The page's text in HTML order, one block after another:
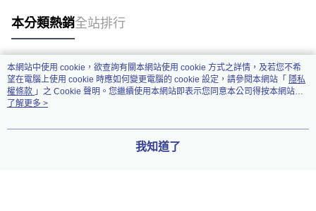
本分類熱銷全站排行
熱門標籤
本網站中使用 cookie，欲查詢有關本網站使用 cookie 方式之詳情，及若您不希
望在電腦上使用 cookie 時應如何變更電腦的 cookie 設定，請參閱本網站「 隱私
權條款 」之 Cookie 聲明。您繼續使用本網站即表示您同意本公司得按本網站使
用條款之 Cookie 聲明使用 cookie。
了解更多 >
我知道了